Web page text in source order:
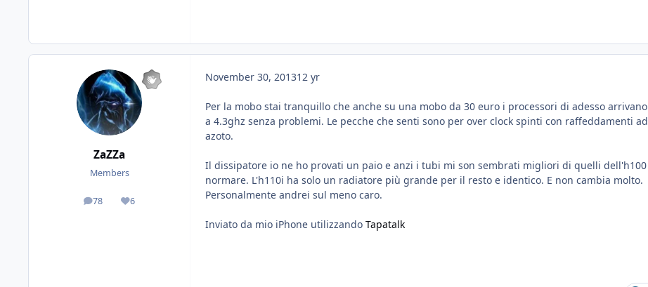
ZaZZa
Members
78
posts 6
Reputation
November 30, 201312 yr
Per la mobo stai tranquillo che anche su una mobo da 30 euro i processori di adesso arrivano
a 4.3ghz senza problemi. Le pecche che senti sono per over clock spinti con raffeddamenti ad
azoto.
Il dissipatore io ne ho provati un paio e anzi i tubi mi son sembrati migliori di quelli dell'h100
normare. L'h110i ha solo un radiatore più grande per il resto e identico. E non cambia molto.
Personalmente andrei sul meno caro.
Inviato da mio iPhone utilizzando Tapatalk